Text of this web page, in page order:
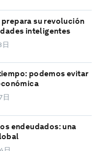
su revolución
inteligentes
podemos evitar
日
endeudados: una